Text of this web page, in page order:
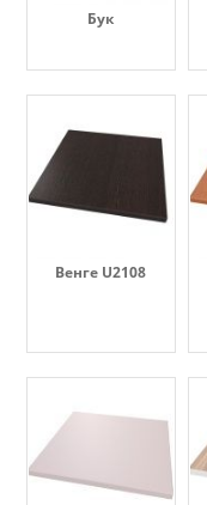
Бук
Венге U2108